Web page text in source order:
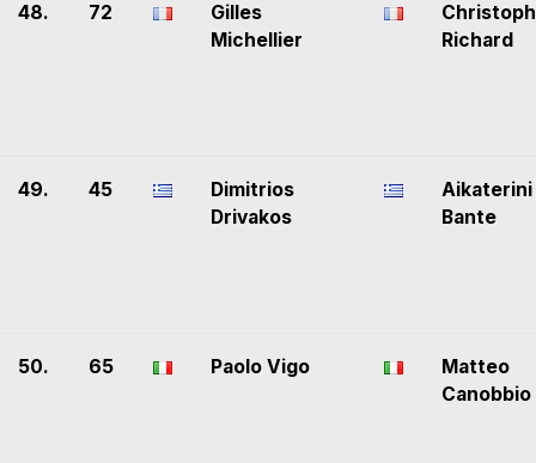
48. 72
Gilles
Michellier
Richard
49. 45
Dimitrios
Drivakos
Aikaterini
Bante
50. 65 Paolo Vigo
Matteo
Canobbio